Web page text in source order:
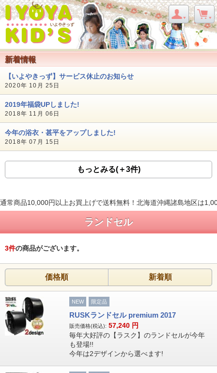
新着情報
【いよやきっず】サービス休止のお知らせ
2020年 10月 25日
2019年福袋UPしました!
2018年 11月 06日
今年の浴衣・甚平をアップしました!
2018年 07月 15日
もっとみる(＋3件)
通常商品10,000円以上お買上げで送料無料！北海道沖縄諸島地区は
ランドセル
3件の商品がございます。
価格順 新着順
NEW 限定品
RUSKランドセル premium 2017
販売価格(税込): 57,240 円
毎年大好評の【ラスク】のランドセルが今年
も登場!!
今年は2デザインから選べます!